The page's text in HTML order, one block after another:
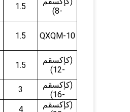
-8)
1.5
QXQM-10
1.5
(كإكسقم
-12)
1.5
(كإكسقم
-16)
3
(كإكسقم
4